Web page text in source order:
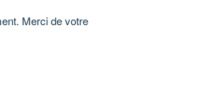
Merci de votre